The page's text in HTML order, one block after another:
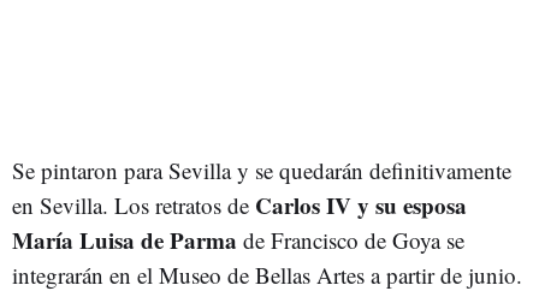
Se pintaron para Sevilla y se quedarán definitivamente
en Sevilla. Los retratos de Carlos IV y su esposa
María Luisa de Parma de Francisco de Goya se
integrarán en el Museo de Bellas Artes a partir de junio.